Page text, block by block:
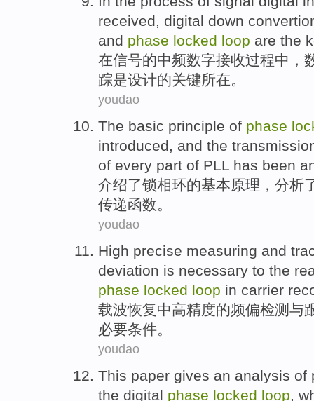
received, digital down
and phase locked loop are the
在信号的中频数字接收过程中，
踪是设计的关键所在。
youdao
The basic principle of phase
introduced, and the
of every part of PLL has been
介绍了锁相环的基本原理 ， 分析
传递函数。
youdao
High precise measuring and
deviation is necessary to the
phase locked loop in carrier
载波恢复中高精度的频偏检测 与
必要条件。
youdao
This paper gives an analysis of
the digital phase locked loop,